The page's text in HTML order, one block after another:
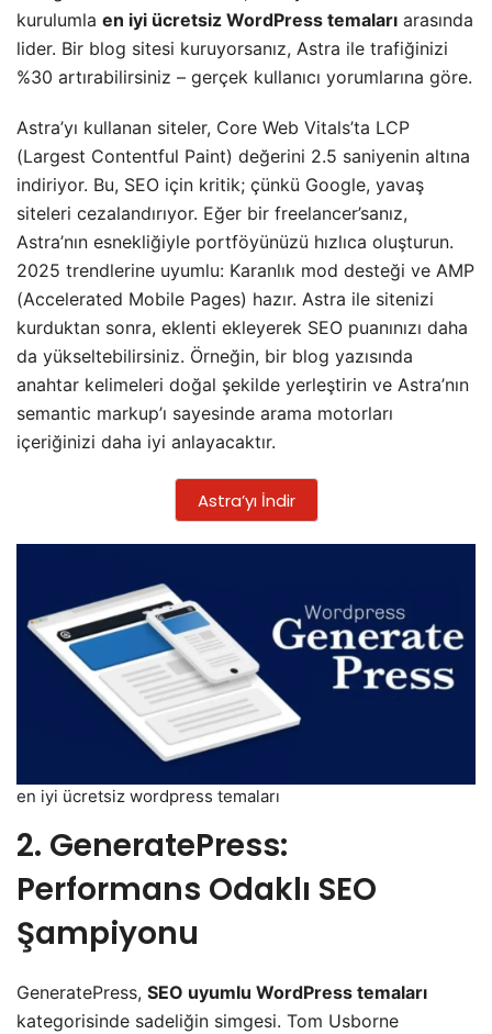
kurulumla en iyi ücretsiz WordPress temaları arasında
lider. Bir blog sitesi kuruyorsanız, Astra ile trafiğinizi
%30 artırabilirsiniz – gerçek kullanıcı yorumlarına göre.
Astra’yı kullanan siteler, Core Web Vitals’ta LCP
(Largest Contentful Paint) değerini 2.5 saniyenin altına
indiriyor. Bu, SEO için kritik; çünkü Google, yavaş
siteleri cezalandırıyor. Eğer bir freelancer’sanız,
Astra’nın esnekliğiyle portföyünüzü hızlıca oluşturun.
2025 trendlerine uyumlu: Karanlık mod desteği ve AMP
(Accelerated Mobile Pages) hazır. Astra ile sitenizi
kurduktan sonra, eklenti ekleyerek SEO puanınızı daha
da yükseltebilirsiniz. Örneğin, bir blog yazısında
anahtar kelimeleri doğal şekilde yerleştirin ve Astra’nın
semantic markup’ı sayesinde arama motorları
içeriğinizi daha iyi anlayacaktır.
Astra’yı İndir
en iyi ücretsiz wordpress temaları
2. GeneratePress:
Performans Odaklı SEO
Şampiyonu
GeneratePress, SEO uyumlu WordPress temaları
kategorisinde sadeliğin simgesi. Tom Usborne